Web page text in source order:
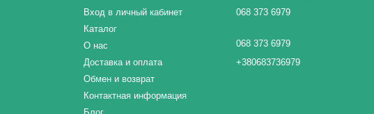
Вход в личный кабинет
Каталог
О нас
Доставка и оплата
Обмен и возврат
Контактная информация
068 373 6979
068 373 6979
+380683736979